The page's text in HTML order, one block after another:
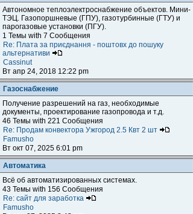
Автономное теплоэлектроснабжение объектов. Мини-
ТЭЦ. Газопоршневые (ГПУ), газотурбинные (ГТУ) и
парогазовые установки (ПГУ).
1 Темы with 7 Сообщения
Re: Плата за приєднання - поштовх до пошуку
альтернативи
Cassinut
Вт апр 24, 2018 12:22 pm
Газоснабжение
Получение разрешений на газ, необходимые
документы, проектирование газопровода и т.д.
46 Темы with 221 Сообщения
Re: Продам конвектора Ужгород 2.5 Квт 2 шт
Famusho
Вт окт 07, 2025 6:01 pm
Автоматика
Всё об автоматизированных системах.
43 Темы with 156 Сообщения
Re: сайт для заработка
Famusho